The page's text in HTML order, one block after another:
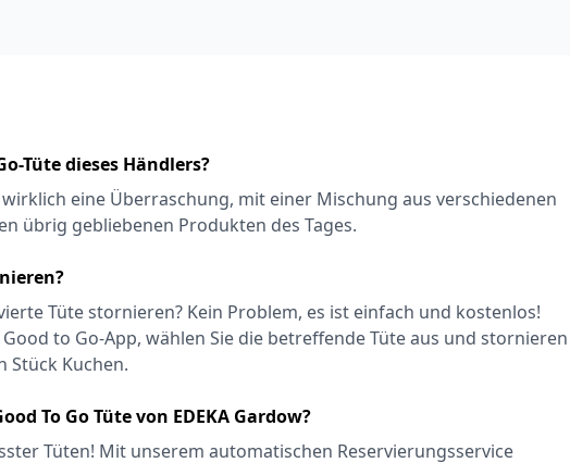
Tüte dieses Händlers?
eine Überraschung, mit einer Mischung aus verschiedenen
übrig gebliebenen Produkten des Tages.
Tüte stornieren? Kein Problem, es ist einfach und kostenlos!
to Go-App, wählen Sie die betreffende Tüte aus und stornieren
Stück Kuchen.
To Go Tüte von EDEKA Gardow?
Tüten! Mit unserem automatischen Reservierungsservice